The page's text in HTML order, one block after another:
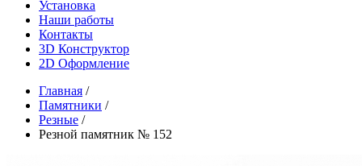
Установка
Наши работы
Контакты
3D Конструктор
2D Оформление
Главная /
Памятники /
Резные /
Резной памятник № 152